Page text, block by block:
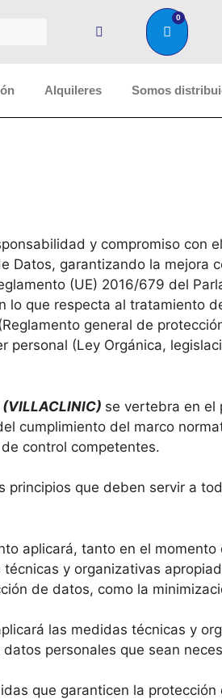
0
Alquileres Somos
y compromiso con
Datos, garantizando la mejora
(UE) 2016/679 del
que respecta al tratamiento
general de
(Ley Orgánica,
(VILLACLINIC) se vertebra en el
cumplimiento del marco
control competentes.
que deben servir a
aplicará, tanto en el
y organizativas
de datos, como la
las medidas técnicas y
personales que sean
que garanticen la